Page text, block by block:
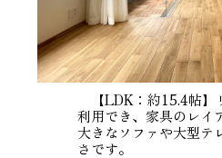
【LDK：約15.4帖】
利用でき、家具のレイ
大きなソファや大型テ
さです。